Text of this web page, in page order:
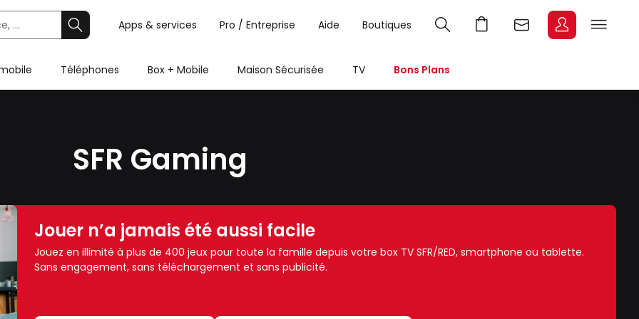
Apps & services Pro / Entreprise Aide Boutiques
Téléphones Box + Mobile Maison Sécurisée TV Bons Plans
SFR Gaming
Jouer n’a jamais été aussi facile
Jouez en illimité à plus de 400 jeux pour toute la famille depuis votre box TV SFR/RED, smartphone ou tablette.
Sans engagement, sans téléchargement et sans publicité.